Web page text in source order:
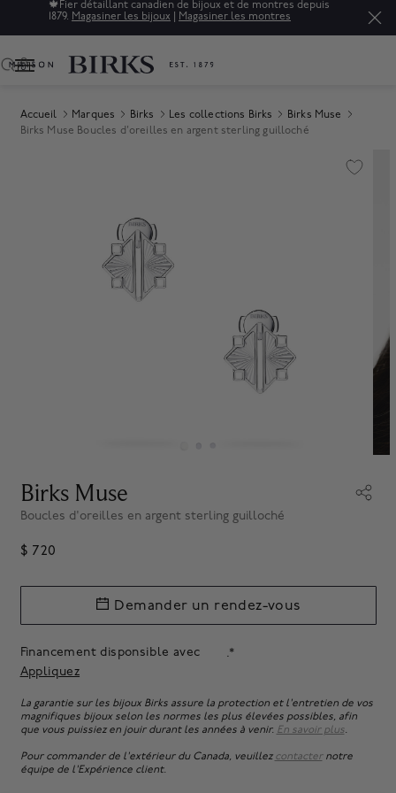
🍁 Fier détaillant canadien de bijoux et de montres depuis
1879. Magasiner les bijoux Magasiner les montres
0
Accueil Marques Birks Les collections Birks
Birks Muse
Birks Muse Boucles d'oreilles en argent sterling guilloché
Birks Muse
Boucles d'oreilles en argent sterling guilloché
$ 720
Financement disponsible avec
.*
Appliquez
Demander un rendez-vous
La garantie sur les bijoux Birks assure la protection et l'entretien de vos
magnifiques bijoux selon les normes les plus élevées possibles, afin
que vous puissiez en jouir durant les années à venir. En savoir plus.
Pour commander de l'extérieur du Canada, veuillez contacternotre
équipe de l'Expérience client.